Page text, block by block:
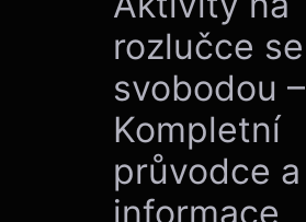
rozlučce se
svobodou –
Kompletní
průvodce a
informace